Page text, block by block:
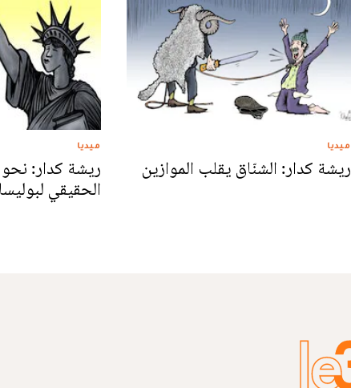
ميديا
ريشة كدار: الشنّاق يقلب الموازين
ميديا
ريشة كدار:
الحقيقي